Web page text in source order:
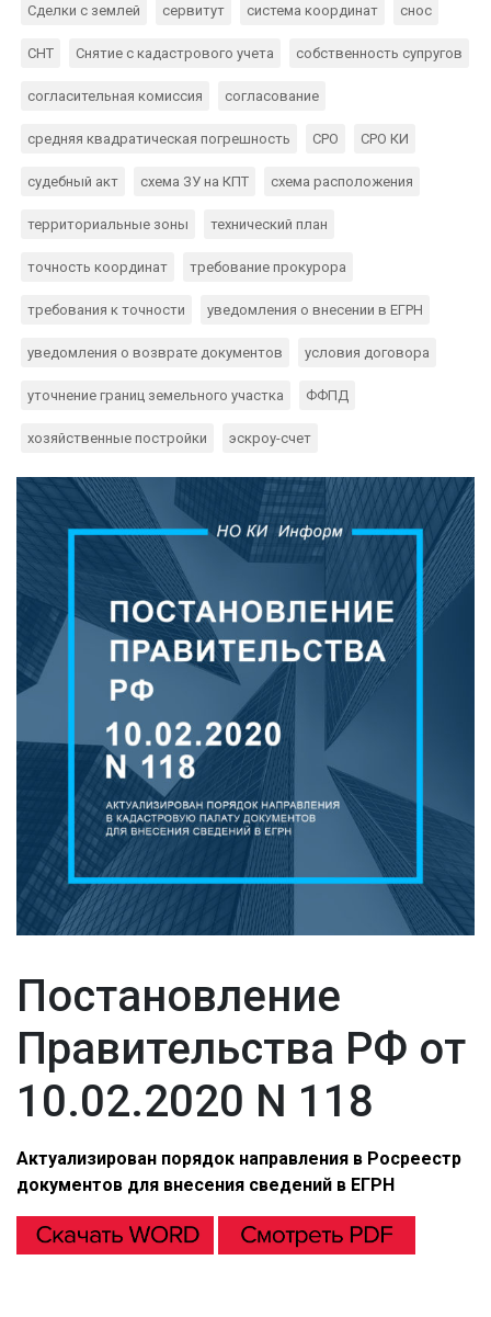
Сделки с землей сервитут система координат снос
СНТ Снятие с кадастрового учета собственность супругов
согласительная комиссия согласование
средняя квадратическая погрешность СРО СРО КИ
судебный акт схема ЗУ на КПТ схема расположения
территориальные зоны технический план
точность координат требование прокурора
требования к точности уведомления о внесении в ЕГРН
уведомления о возврате документов условия договора
уточнение границ земельного участка ФФПД
хозяйственные постройки эскроу-счет
Постановление
Правительства РФ от
10.02.2020 N 118
Актуализирован порядок направления в Росреестр
документов для внесения сведений в ЕГРН